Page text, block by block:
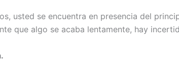
usted se encuentra en presencia del
que algo se acaba lentamente, hay